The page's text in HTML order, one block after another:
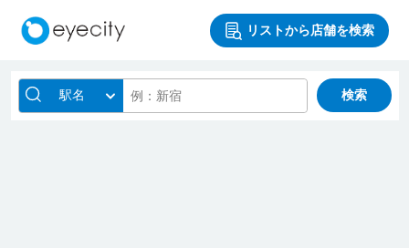
リストから店舗を検索
駅名 検索